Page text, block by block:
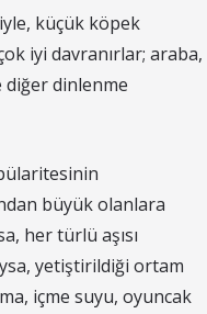
küçük köpek
iyi davranırlar; araba,
dinlenme
büyük olanlara
her türlü aşısı
yetiştirildiği ortam
içme suyu, oyuncak